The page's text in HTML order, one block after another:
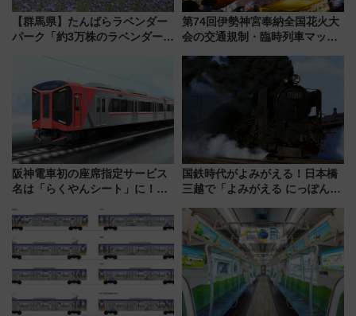
【群馬県】たんばらラベンダー
パーク「約3万株のラベンダー」
第74回伊勢神宮奉納全国花火大
会の交通規制・臨時列車マッ
阪神電車初の座席指定サービス
名は「らくやんシート」に！新
を快適移動
国鉄時代がよみがえる！日本橋
三越で「よみがえる にっぽんの
敬の名作写真も、駅弁フェスも
同時開催！